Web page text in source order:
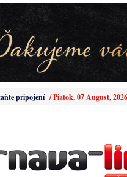
pripojení /Piatok, 07 August, 2026